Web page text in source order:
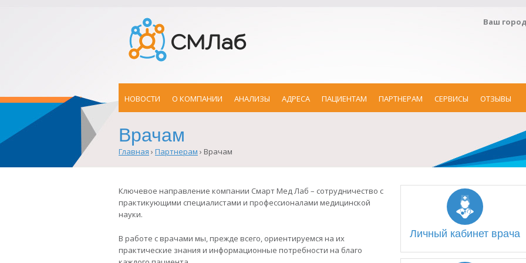
Ваш город
НОВОСТИ О КОМПАНИИ АНАЛИЗЫ АДРЕСА ПАЦИЕНТАМ ПАРТНЕРАМ СЕРВИСЫ ОТЗЫВЫ
Врачам
Вы
Главная › Партнерам › Врачам
Ключевое направление компании Смарт Мед Лаб – сотрудничество с
практикующими специалистами и профессионалами медицинской
науки.
В работе с врачами мы, прежде всего, ориентируемся на их
практические знания и информационные потребности на благо
Личный кабинет врача